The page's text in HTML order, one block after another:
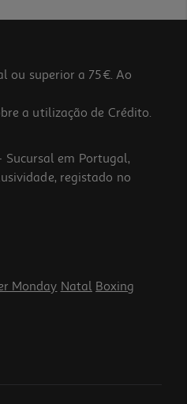
ou superior a 75€. Ao
a utilização de Crédito.
Sucursal em Portugal,
registado no
Monday Natal Boxing